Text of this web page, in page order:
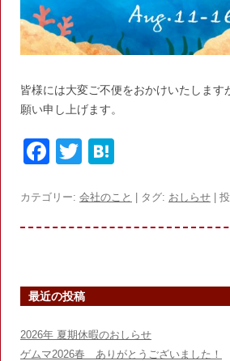
皆様には大変ご不便をおかけいたします
願い申し上げます。
F
c
e
o
o
k
T
itt
er
e
n
カテゴリー: 会社のこと | タグ: おしらせ |
最近の投稿
2026年 夏期休暇のおしらせ
ゲムマ2026春 ありがとうございました！